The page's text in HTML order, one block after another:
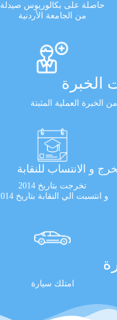
حاصلة على بكالوريوس صيدلة
من الجامعة الأردنية
الخبرة
و الانتساب للنقابة
تخرجت بتاريخ 2014
و انتسبت الي النقابة بتاريخ 2014
امتلك سيارة